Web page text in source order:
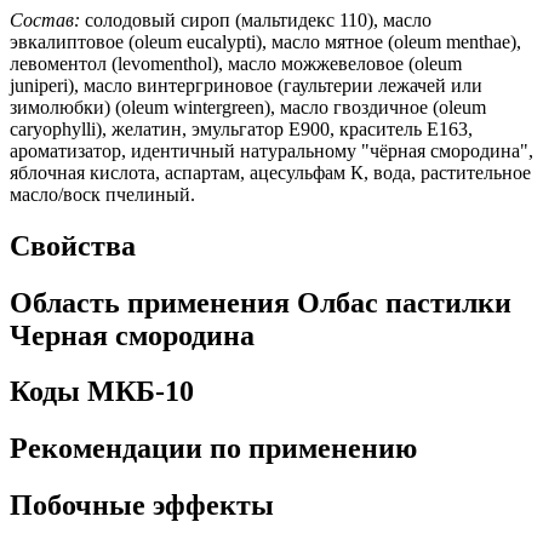
Состав: солодовый сироп (мальтидекс 110), масло
эвкалиптовое (oleum eucalypti), масло мятное (oleum menthae),
левоментол (levomenthol), масло можжевеловое (oleum
juniperi), масло винтергриновое (гаультерии лежачей или
зимолюбки) (oleum wintergreen), масло гвоздичное (oleum
caryophylli), желатин, эмульгатор Е900, краситель Е163,
ароматизатор, идентичный натуральному "чёрная смородина",
яблочная кислота, аспартам, ацесульфам К, вода, растительное
масло/воск пчелиный.
Свойства
Область применения Олбас пастилки
Черная смородина
Коды МКБ-10
Рекомендации по применению
Побочные эффекты